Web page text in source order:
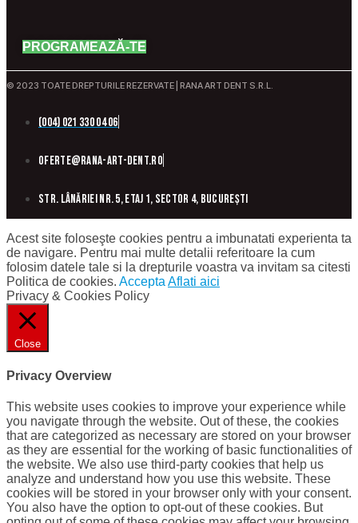
PROGRAMEAZĂ-TE
© 2023 TOATE DREPTURILE REZERVATE | RANA ART DENT S.R.L.
(004) 021 330 04 06
oferte@rana-art-dent.ro
Str. Lânăriei nr. 5, etaj 1, sector 4, București
Acest site foloseşte cookies pentru a imbunatati experienta ta
de navigare. Pentru mai multe detalii referitoare la cum
folosim datele tale si la drepturile voastra va invitam sa citesti
Politica de cookies. Accepta Aflati aici
Privacy & Cookies Policy
Close
Privacy Overview
This website uses cookies to improve your experience while
you navigate through the website. Out of these, the cookies
that are categorized as necessary are stored on your browser
as they are essential for the working of basic functionalities of
the website. We also use third-party cookies that help us
analyze and understand how you use this website. These
cookies will be stored in your browser only with your consent.
You also have the option to opt-out of these cookies. But